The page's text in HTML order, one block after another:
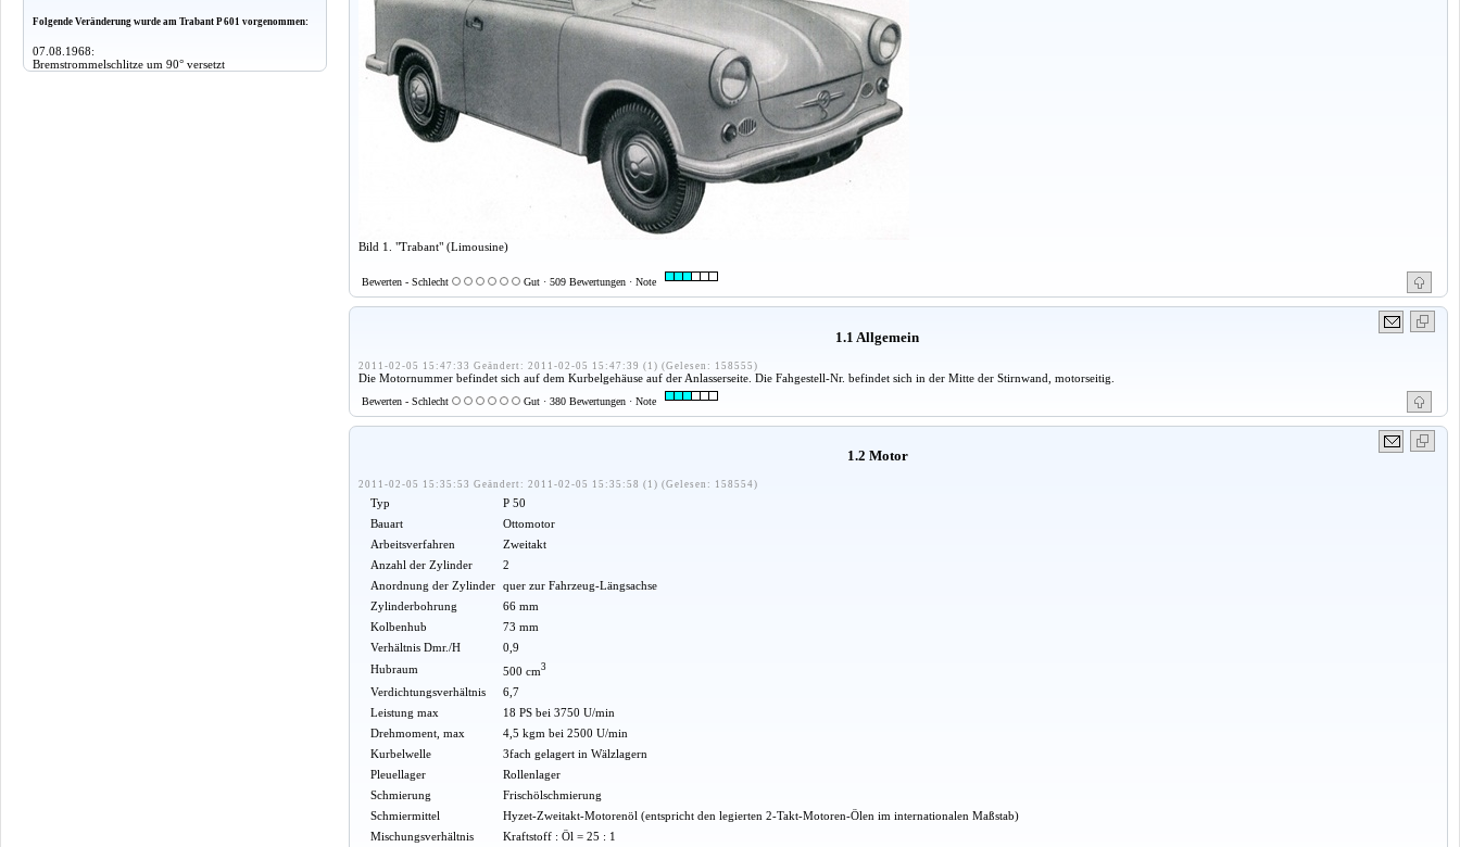
Folgende Veränderung wurde am Trabant P 601 vorgenommen:
07.08.1968:
Bremstrommelschlitze um 90° versetzt
Bild 1. "Trabant" (Limousine)
Bewerten - Schlecht Gut · 509 Bewertungen · Note
1.1 Allgemein
2011-02-05 15:47:33 Geändert: 2011-02-05 15:47:39 (1) (Gelesen: 158555)
Die Motornummer befindet sich auf dem Kurbelgehäuse auf der Anlasserseite. Die Fahgestell-Nr. befindet sich in der Mitte der Stirnwand, motorseitig.
Bewerten - Schlecht Gut · 380 Bewertungen · Note
1.2 Motor
2011-02-05 15:35:53 Geändert: 2011-02-05 15:35:58 (1) (Gelesen: 158554)
Typ
P 50
Bauart
Ottomotor
Arbeitsverfahren
Zweitakt
Anzahl der Zylinder
2
Anordnung der Zylinder quer zur Fahrzeug-Längsachse
Zylinderbohrung
66 mm
Kolbenhub
73 mm
Verhältnis Dmr./H
0,9
Hubraum
500 cm3
Verdichtungsverhältnis
6,7
Leistung max
18 PS bei 3750 U/min
Drehmoment, max
4,5 kgm bei 2500 U/min
Kurbelwelle
3fach gelagert in Wälzlagern
Pleuellager
Rollenlager
Schmierung
Frischölschmierung
Schmiermittel
Hyzet-Zweitakt-Motorenöl (entspricht den legierten 2-Takt-Motoren-Ölen im internationalen Maßstab)
Mischungsverhältnis
Kraftstoff : Öl = 25 : 1